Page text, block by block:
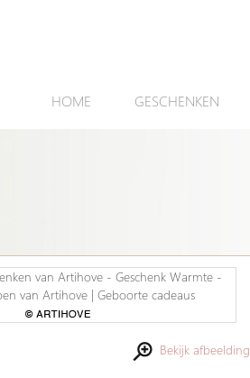
HOME GESCHENKEN
Bekijk afbeelding